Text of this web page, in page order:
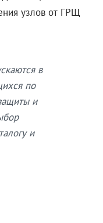
узлов от ГРЩ
в
по
и
и